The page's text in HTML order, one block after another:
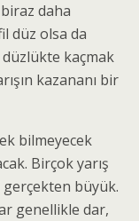
daha
düz olsa da
kaçmak
kazananı bir
bilmeyecek
Birçok yarış
büyük.
genellikle dar,